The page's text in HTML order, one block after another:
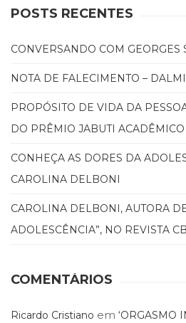
Especial
Fisioterapia
Fonoaudiologia
Gestalt-
terapia
Jornalismo
(57)
(66)
Literatura
Erótica
Ficção,
(69)
POSTS RECENTES
CONVERSANDO COM GEORGES
NOTA DE FALECIMENTO –
PROPÓSITO DE VIDA DA
DO PRÊMIO JABUTI
CONHEÇA AS DORES DA
CAROLINA DELBONI
CAROLINA DELBONI, AUTORA
ADOLESCÊNCIA”, NO REVISTA
COMENTÁRIOS
Ricardo Cristiano em ‘ORGASMO